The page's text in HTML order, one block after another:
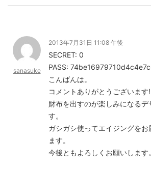
sanasuke
2013年7月31日 11:08 午後
SECRET: 0
PASS:
こんばんは。
コメントありがとうございます!
財布を出すのが楽しみになる
す。
ガシガシ使ってエイジングを
ます。
今後ともよろしくお願いします。